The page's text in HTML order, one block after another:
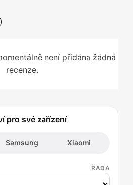
není přidána žádná
recenze.
pro své zařízení
Samsung Xiaomi
ŘADA